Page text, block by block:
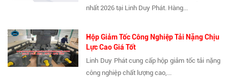
nhất 2026 tại Linh Duy Phát. Hàng...
Hộp Giảm Tốc Công Nghiệp Tải Nặng Chịu
Lực Cao Giá Tốt
Linh Duy Phát cung cấp hộp giảm tốc tải nặng
công nghiệp chất lượng cao,...